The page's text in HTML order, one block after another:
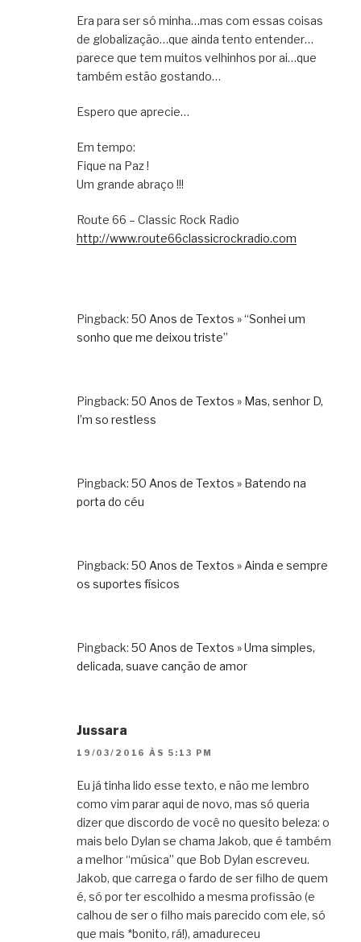
Era para ser só minha…mas com essas coisas
de globalização…que ainda tento entender…
parece que tem muitos velhinhos por ai…que
também estão gostando…
Espero que aprecie…
Em tempo:
Fique na Paz !
Um grande abraço !!!
Route 66 – Classic Rock Radio
http://www.route66classicrockradio.com
Pingback: 50 Anos de Textos » “Sonhei um
sonho que me deixou triste”
Pingback: 50 Anos de Textos » Mas, senhor D,
I’m so restless
Pingback: 50 Anos de Textos » Batendo na
porta do céu
Pingback: 50 Anos de Textos » Ainda e sempre
os suportes físicos
Pingback: 50 Anos de Textos » Uma simples,
delicada, suave canção de amor
Jussara
19/03/2016 ÀS 5:13 PM
Eu já tinha lido esse texto, e não me lembro
como vim parar aqui de novo, mas só queria
dizer que discordo de você no quesito beleza: o
mais belo Dylan se chama Jakob, que é também
a melhor “música” que Bob Dylan escreveu.
Jakob, que carrega o fardo de ser filho de quem
é, só por ter escolhido a mesma profissão (e
calhou de ser o filho mais parecido com ele, só
que mais *bonito, rá!), amadureceu